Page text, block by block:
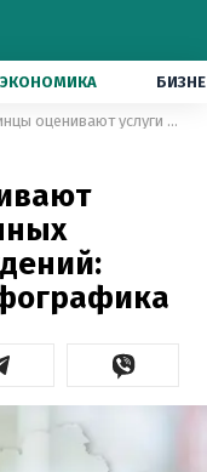
ЭКОНОМИКА
Как украинцы оценивают услуги государственных медицинских учреждений: познавательная инфографика